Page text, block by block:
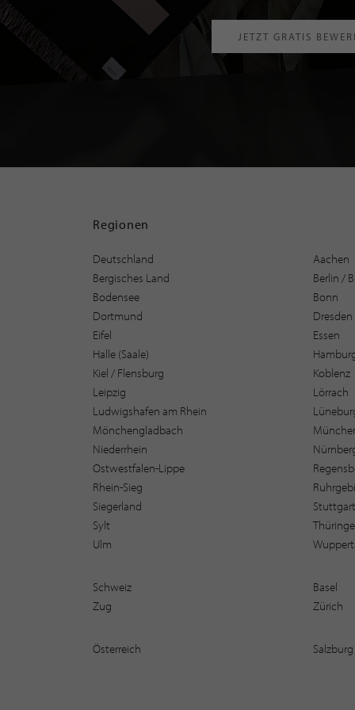
JETZT GRATIS
Regionen
Deutschland Aachen
Bergisches Land
Berlin /
Bodensee
Bonn
Dortmund
Dresden
Eifel
Essen
Halle (Saale)
Kiel / Flensburg
Koblenz
Leipzig
Lörrach
Ludwigshafen am Rhein
Mönchengladbach
Niederrhein
Ostwestfalen-Lippe
Rhein-Sieg
Siegerland
Stuttgart
Sylt
Ulm
Schweiz Basel
Zug
Zürich
Österreich Salzburg